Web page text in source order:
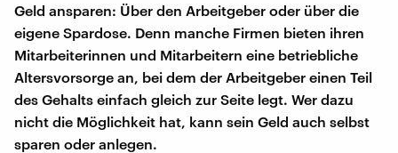
Geld ansparen: Über den Arbeitgeber oder über die
eigene Spardose. Denn manche Firmen bieten ihren
Mitarbeiterinnen und Mitarbeitern eine betriebliche
Altersvorsorge an, bei dem der Arbeitgeber einen Teil
des Gehalts einfach gleich zur Seite legt. Wer dazu
nicht die Möglichkeit hat, kann sein Geld auch selbst
sparen oder anlegen.